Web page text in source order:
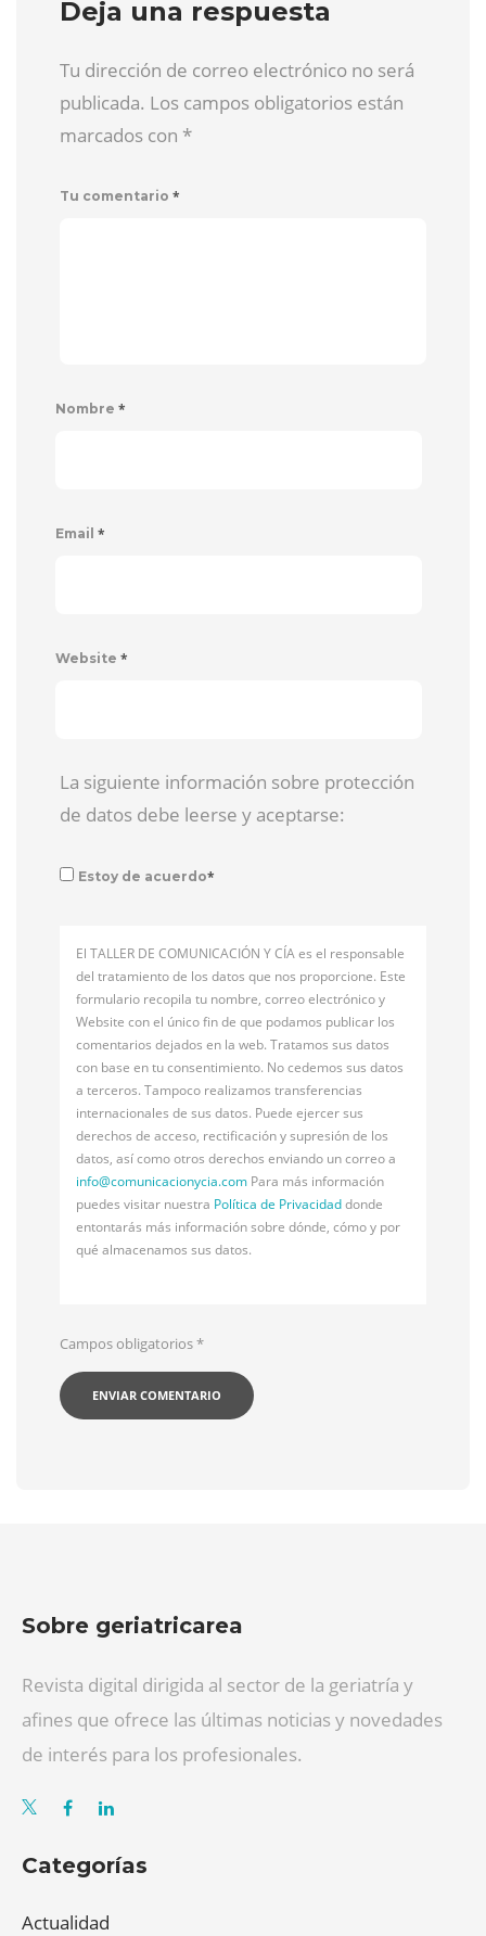
Deja una respuesta
Tu dirección de correo electrónico no será
publicada. Los campos obligatorios están
marcados con *
Tu comentario *
Nombre *
Email *
Website *
La siguiente información sobre protección
de datos debe leerse y aceptarse:
Estoy de acuerdo*
El TALLER DE COMUNICACIÓN Y CÍA es el responsable
del tratamiento de los datos que nos proporcione. Este
formulario recopila tu nombre, correo electrónico y
Website con el único fin de que podamos publicar los
comentarios dejados en la web. Tratamos sus datos
con base en tu consentimiento. No cedemos sus datos
a terceros. Tampoco realizamos transferencias
internacionales de sus datos. Puede ejercer sus
derechos de acceso, rectificación y supresión de los
datos, así como otros derechos enviando un correo a
info@comunicacionycia.com Para más información
puedes visitar nuestra Política de Privacidaddonde
entontarás más información sobre dónde, cómo y por
qué almacenamos sus datos.
Campos obligatorios*
Sobre geriatricarea
Revista digital dirigida al sector de la geriatría y
afines que ofrece las últimas noticias y novedades
de interés para los profesionales.
Categorías
Actualidad